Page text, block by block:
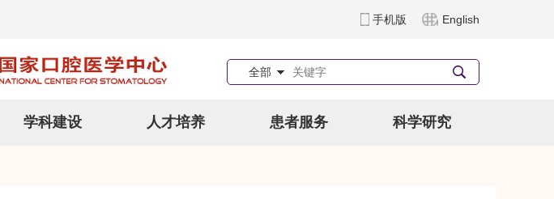
手机版 English
全部
学科建设 人才培养 患者服务 科学研究